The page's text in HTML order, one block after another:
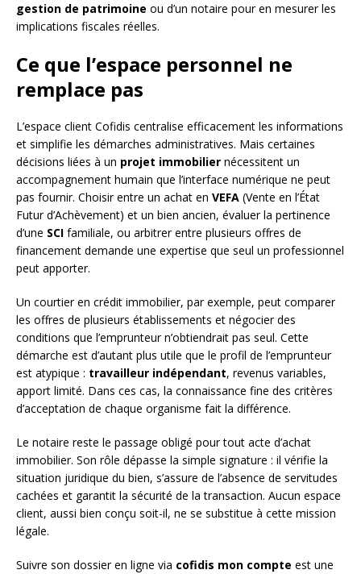
gestion de patrimoine ou d’un notaire pour en mesurer les
implications fiscales réelles.
Ce que l’espace personnel ne
remplace pas
L’espace client Cofidis centralise efficacement les informations
et simplifie les démarches administratives. Mais certaines
décisions liées à un projet immobilier nécessitent un
accompagnement humain que l’interface numérique ne peut
pas fournir. Choisir entre un achat en VEFA (Vente en l’État
Futur d’Achèvement) et un bien ancien, évaluer la pertinence
d’une SCI familiale, ou arbitrer entre plusieurs offres de
financement demande une expertise que seul un professionnel
peut apporter.
Un courtier en crédit immobilier, par exemple, peut comparer
les offres de plusieurs établissements et négocier des
conditions que l’emprunteur n’obtiendrait pas seul. Cette
démarche est d’autant plus utile que le profil de l’emprunteur
est atypique : travailleur indépendant, revenus variables,
apport limité. Dans ces cas, la connaissance fine des critères
d’acceptation de chaque organisme fait la différence.
Le notaire reste le passage obligé pour tout acte d’achat
immobilier. Son rôle dépasse la simple signature : il vérifie la
situation juridique du bien, s’assure de l’absence de servitudes
cachées et garantit la sécurité de la transaction. Aucun espace
client, aussi bien conçu soit-il, ne se substitue à cette mission
légale.
Suivre son dossier en ligne via cofidis mon compte est une